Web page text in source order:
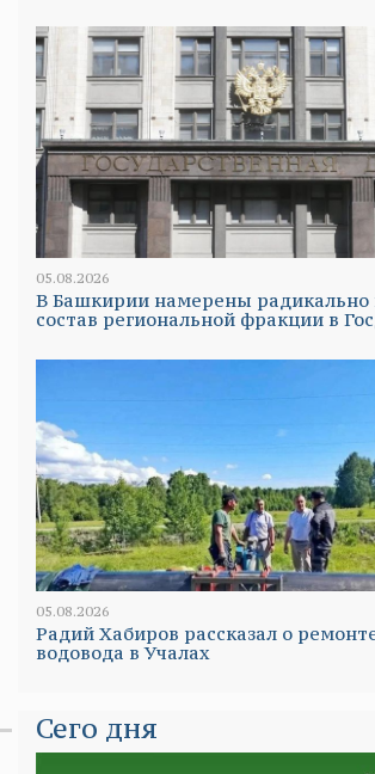
05.08.2026
В Башкирии намерены радикально
состав региональной фракции в
05.08.2026
Радий Хабиров рассказал о
водовода в Учалах
Сего дня